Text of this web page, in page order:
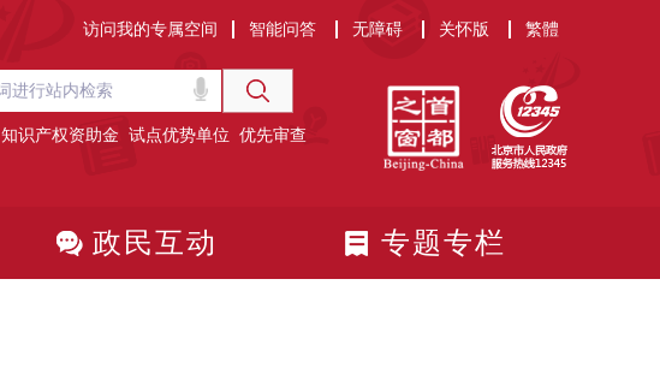
访问我的专属空间 智能问答 无障碍 关怀版 繁體
知识产权资助金 试点优势单位 优先审查
政民互动 专题专栏